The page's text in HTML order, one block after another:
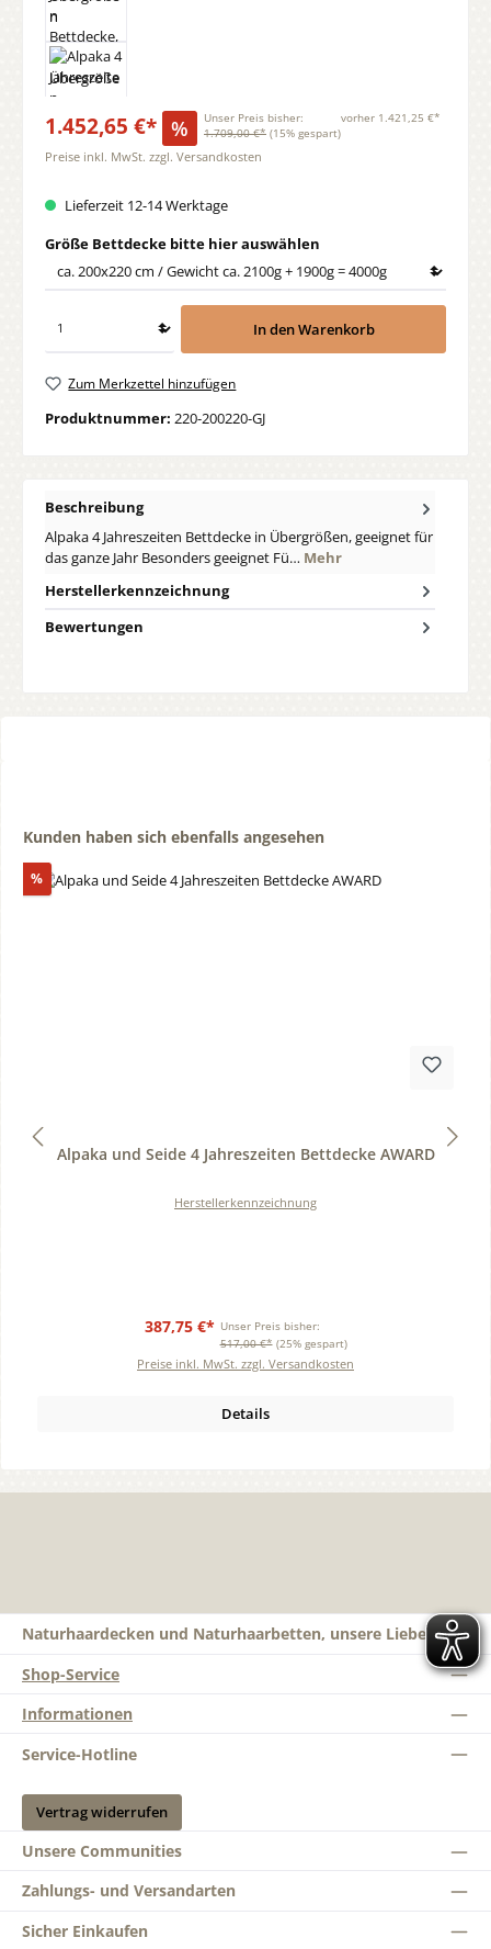
1.452,65 €* %
Unser Preis bisher:
1.709,00 €* (15% gespart)
vorher 1.421,25 €*
Preise inkl. MwSt. zzgl. Versandkosten
Lieferzeit 12-14 Werktage
Größe Bettdecke bitte hier auswählen
In den Warenkorb
Zum Merkzettel hinzufügen
Produktnummer: 220-200220-GJ
Beschreibung
Alpaka 4 Jahreszeiten Bettdecke in Übergrößen, geeignet für
das ganze Jahr Besonders geeignet Fü… Mehr
Herstellerkennzeichnung
Bewertungen
Produktgalerie überspringen
Kunden haben sich ebenfalls angesehen
%Rabatt
Durchschnittliche Bewertung von 0 von 5 Sternen
Alpaka und Seide 4 Jahreszeiten Bettdecke AWARD
Herstellerkennzeichnung
387,75 €* Unser Preis bisher:
517,00 €* (25% gespart)
Preise inkl. MwSt. zzgl. Versandkosten
Details
Naturhaardecken und Naturhaarbetten, unsere Liebe
Shop-Service
Informationen
Service-Hotline
Vertrag widerrufen
Unsere Communities
Zahlungs- und Versandarten
Sicher Einkaufen